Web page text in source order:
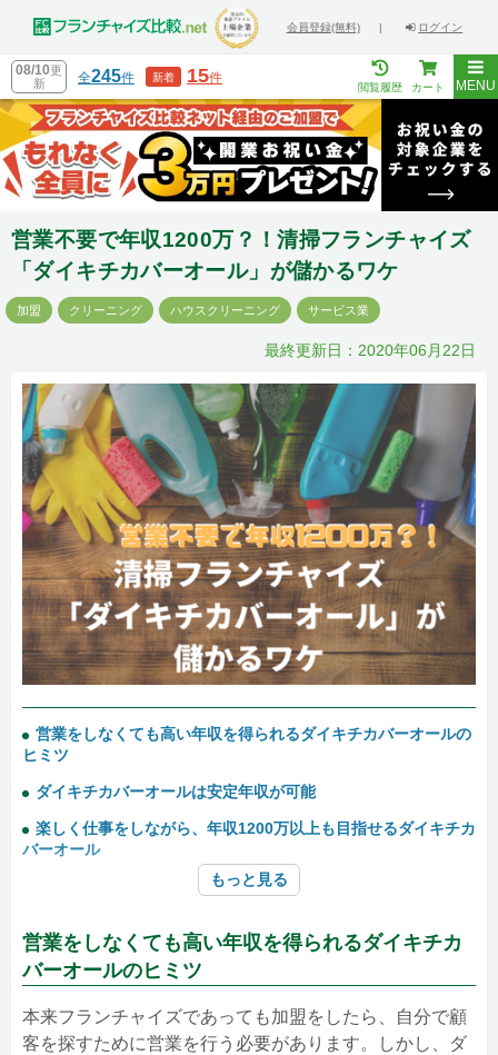
会員登録(無料) | ログイン
08/10更
新
全245件 新着 15件
閲覧履歴 カート MENU
営業不要で年収1200万？！清掃フランチャイズ
「ダイキチカバーオール」が儲かるワケ
加盟 クリーニング ハウスクリーニング サービス業
最終更新日：2020年06月22日
営業をしなくても高い年収を得られるダイキチカバーオールの
ヒミツ
ダイキチカバーオールは安定年収が可能
楽しく仕事をしながら、年収1200万以上も目指せるダイキチカ
バーオール
もっと見る
営業をしなくても高い年収を得られるダイキチカ
バーオールのヒミツ
本来フランチャイズであっても加盟をしたら、自分で顧
客を探すために営業を行う必要があります。しかし、ダ